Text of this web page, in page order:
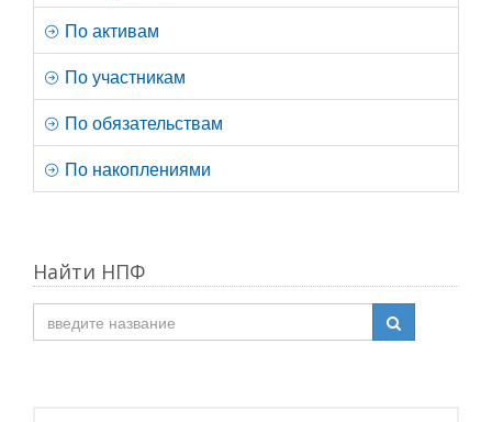
По активам
По участникам
По обязательствам
По накоплениями
Найти НПФ